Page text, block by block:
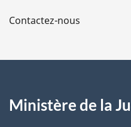
a
e
Contactez-nous
Ministère de la